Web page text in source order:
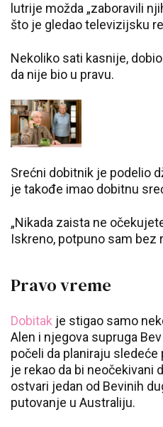
lutrije možda „zaboravili
što je gledao televizijsku
Nekoliko sati kasnije,
da nije bio u pravu.
Srećni dobitnik je podelio
je takođe imao dobitnu
„Nikada zaista ne
Iskreno, potpuno sam bez
Pravo vreme
Dobitak je stigao samo
Alen i njegova supruga
počeli da planiraju
je rekao da bi neočekivani
ostvari jedan od Bevinih
putovanje u Australiju.